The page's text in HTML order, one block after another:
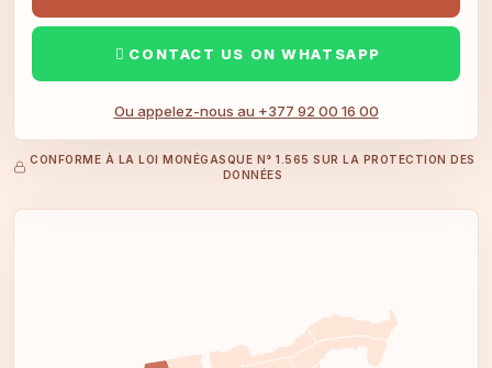
CONTACT US ON WHATSAPP
Ou appelez-nous au +377 92 00 16 00
CONFORME À LA LOI MONÉGASQUE N° 1.565 SUR LA PROTECTION DES
DONNÉES